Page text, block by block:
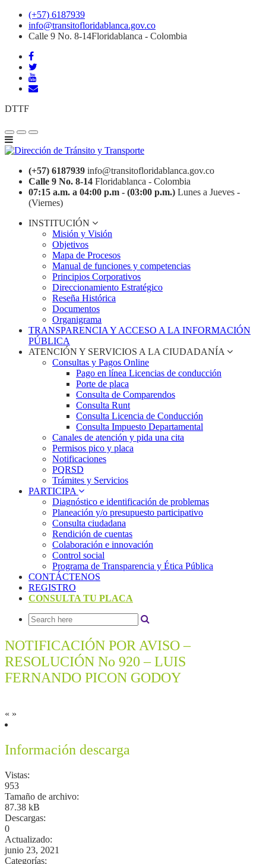
(+57) 6187939
info@transitofloridablanca.gov.co
Calle 9 No. 8-14Floridablanca - Colombia
DTTF
(+57) 6187939 info@transitofloridablanca.gov.co
Calle 9 No. 8-14 Floridablanca - Colombia
07:15 a.m. a 04:00 p.m - (03:00 p.m.) Lunes a Jueves -
(Viernes)
INSTITUCIÓN
Misión y Visión
Objetivos
Mapa de Procesos
Manual de funciones y competencias
Principios Corporativos
Direccionamiento Estratégico
Reseña Histórica
Documentos
Organigrama
TRANSPARENCIA Y ACCESO A LA INFORMACIÓN
PÚBLICA
ATENCIÓN Y SERVICIOS A LA CIUDADANÍA
Consultas y Pagos Online
Pago en línea Licencias de conducción
Porte de placa
Consulta de Comparendos
Consulta Runt
Consulta Licencia de Conducción
Consulta Impuesto Departamental
Canales de atención y pida una cita
Permisos pico y placa
Notificaciones
PQRSD
Trámites y Servicios
PARTICIPA
Diagnóstico e identificación de problemas
Planeación y/o presupuesto participativo​
Consulta ciudadana
Rendición de cuentas
Colaboración e innovación
Control social
Programa de Transparencia y Ética Pública
CONTÁCTENOS
REGISTRO
CONSULTA TU PLACA
NOTIFICACIÓN POR AVISO –
RESOLUCIÓN No 920 – LUIS
FERNANDO PICON GODOY
« »
Información descarga
Vistas:
953
Tamaño de archivo:
87.38 kB
Descargas:
0
Actualizado:
junio 23, 2021
Categorías: